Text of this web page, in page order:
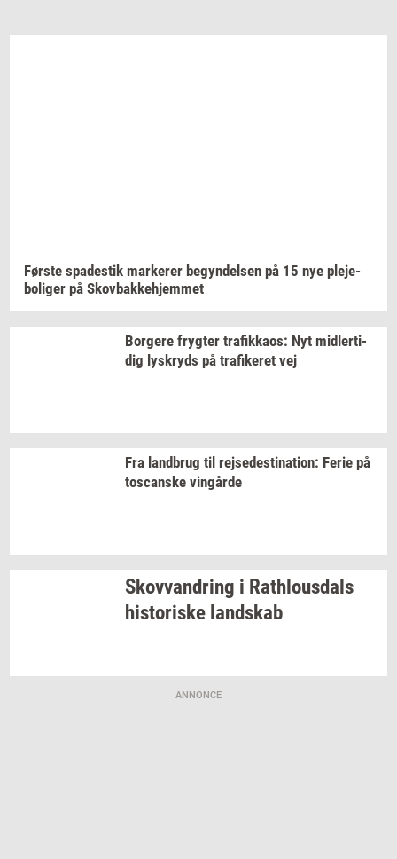
Før­ste spa­destik mar­ke­rer be­gyn­del­sen på 15 nye ple­je­
bo­li­ger på Sko­v­bak­ke­hjem­met
Bor­ge­re fryg­ter tra­fik­ka­os: Nyt mid­ler­ti­
dig lys­kryds på tra­fi­ke­ret vej
Fra land­brug til rej­se­desti­na­tion: Ferie på
toscan­ske vin­går­de
Sko­vvan­dring i Rat­hlous­dals
hi­sto­ri­ske land­skab
ANNONCE